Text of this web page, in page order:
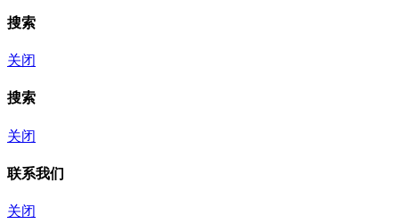
搜索
关闭
搜索
关闭
联系我们
关闭